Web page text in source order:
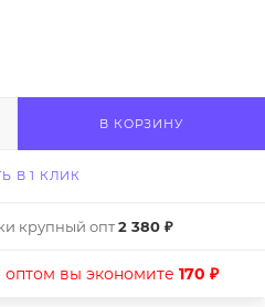
В КОРЗИНУ
В 1 КЛИК
крупный опт2 380 ₽
вы экономите 170 ₽